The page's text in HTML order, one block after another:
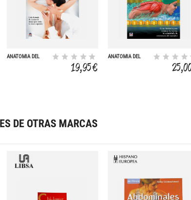
ANATOMIA DEL
19,95 €
ANATOMIA DEL
DE OTRAS MARCAS